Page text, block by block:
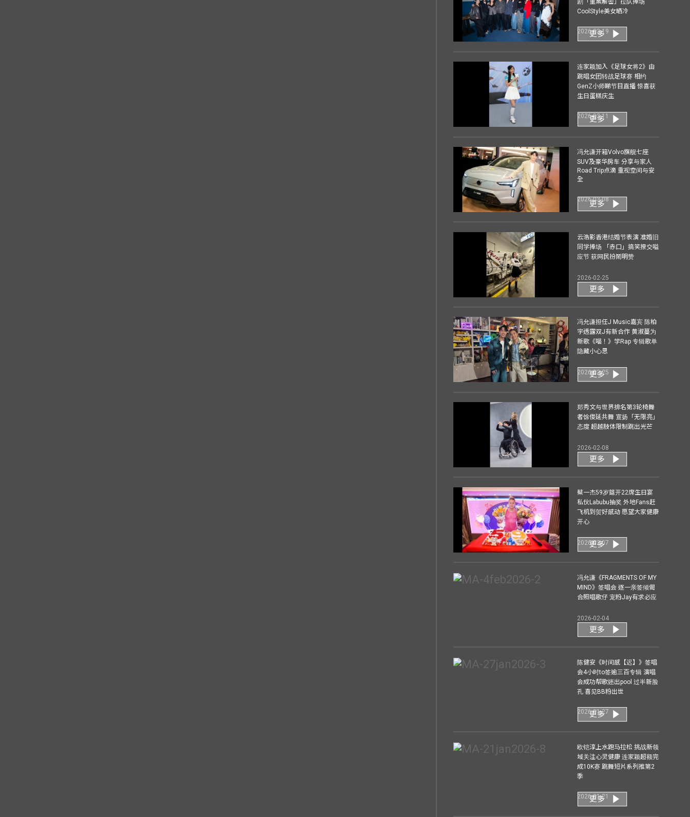
CoolStyle美女晒冷
2026-03-19
更多
连家颖加入《足球女将2》由
跳唱女团转战足球赛 相约
GenZ小师睇节目直播 惊喜获
生日蛋糕庆生
2026-03-11
更多
冯允谦开箱Volvo旗舰七座
SUV及豪华房车 分享与家人
Road Trip点滴 重视空间与安
全
2026-03-08
更多
云浩影香港结婚节表演 准婚旧
同学捧场 「赤口」搞笑撩交嗌
应节 获网民扮鬧明赞
2026-02-25
更多
冯允谦担任J Music嘉宾 陈柏
宇透露双J有新合作 黄淑蔓为
新歌《喵！》学Rap 专辑歌单
隐藏小心思
2026-02-25
更多
郑秀文与世界排名第3轮椅舞
者馀俊延共舞 宣扬「无限亮」
态度 超越肢体限制跳出光芒
2026-02-08
更多
蔡一杰59岁筵开22席生日宴
私伙Labubu抽奖 外地Fans赶
飞机到贺好感动 愿望大家健康
开心
2026-02-07
更多
冯允谦《FRAGMENTS OF MY
MIND》签唱会 逐一亲签倾偈
合照唱歌仔 宠粉Jay有求必应
2026-02-04
更多
陈健安《时间感【迟】》签唱
会4小时to签逾三百专辑 演唱
会成功帮歌迷出pool 过半新脸
孔 喜见BB粉出世
2026-01-27
更多
欧铠淳上水跑马拉松 挑战新领
域关注心灵健康 连家颖超额完
成10K赛 跳舞短片系列推第2
季
2026-01-21
更多